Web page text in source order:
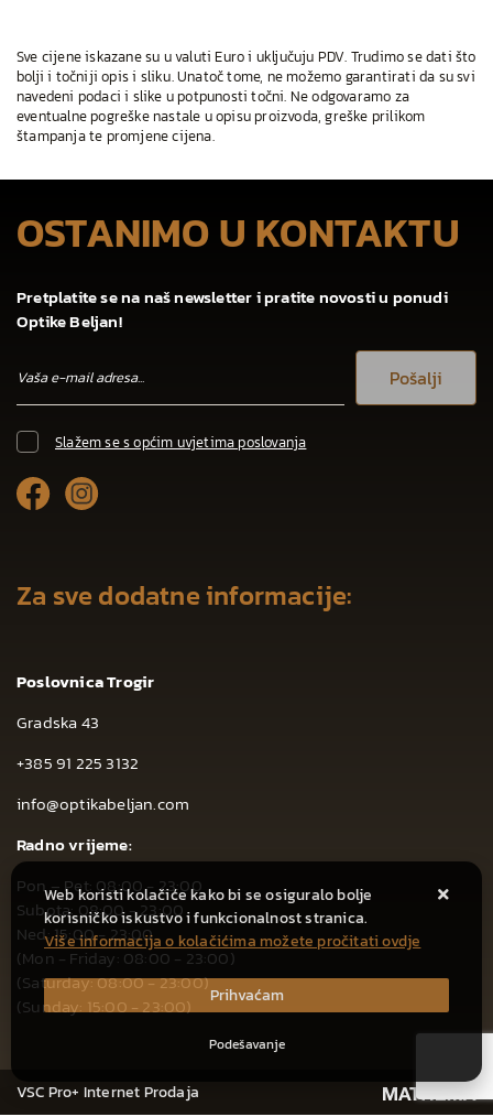
Sve cijene iskazane su u valuti Euro i uključuju PDV. Trudimo se dati što
bolji i točniji opis i sliku. Unatoč tome, ne možemo garantirati da su svi
navedeni podaci i slike u potpunosti točni. Ne odgovaramo za
eventualne pogreške nastale u opisu proizvoda, greške prilikom
štampanja te promjene cijena.
OSTANIMO U KONTAKTU
Pretplatite se na naš newsletter i pratite novosti u ponudi
Optike Beljan!
Pošalji
Slažem se s općim uvjetima poslovanja
Za sve dodatne informacije:
Poslovnica Trogir
Gradska 43
+385 91 225 3132
info@optikabeljan.com
Radno vrijeme:
Pon – Pet: 08:00 - 23:00
Subota: 08:00 - 23:00
Ned: 15:00 - 23:00
(Mon - Friday: 08:00 - 23:00)
(Saturday: 08:00 - 23:00)
(Sunday: 15:00 - 23:00)
VSC Pro+ Internet Prodaja
Web koristi kolačiće kako bi se osiguralo bolje
korisničko iskustvo i funkcionalnost stranica.
Više informacija o kolačićima možete pročitati ovdje
Prihvaćam
Podešavanje